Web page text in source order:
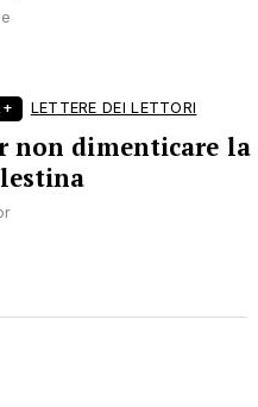
LETTERE DEI LETTORI
non dimenticare la